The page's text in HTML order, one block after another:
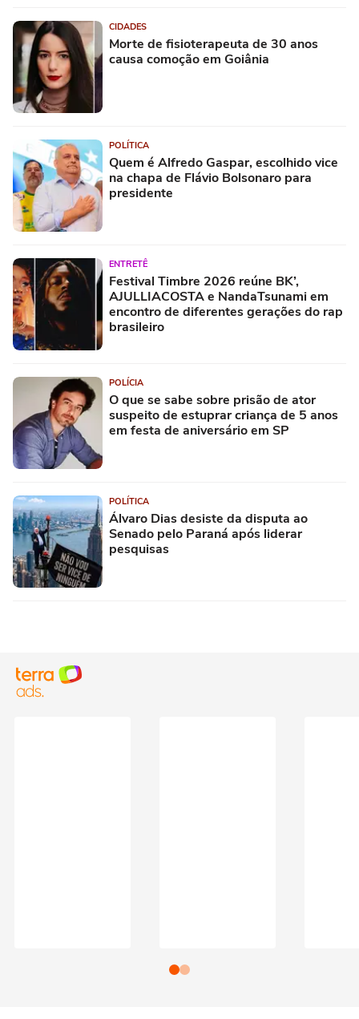
CIDADES
Morte de fisioterapeuta de 30 anos
causa comoção em Goiânia
POLÍTICA
Quem é Alfredo Gaspar, escolhido vice
na chapa de Flávio Bolsonaro para
presidente
ENTRETÊ
Festival Timbre 2026 reúne BK’,
AJULLIACOSTA e NandaTsunami em
encontro de diferentes gerações do rap
brasileiro
POLÍCIA
O que se sabe sobre prisão de ator
suspeito de estuprar criança de 5 anos
em festa de aniversário em SP
POLÍTICA
Álvaro Dias desiste da disputa ao
Senado pelo Paraná após liderar
pesquisas